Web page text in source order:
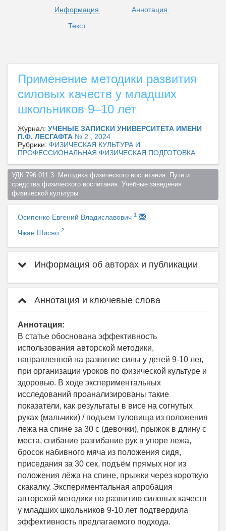
Информация
Аннотация
Текст
Применение методики развития
силовых качеств у младших
школьников 9–10 лет
Журнал: УЧЕНЫЕ ЗАПИСКИ УНИВЕРСИТЕТА ИМЕНИ
П.Ф. ЛЕСГАФТА № 2 , 2024
Рубрики: ФИЗИЧЕСКАЯ КУЛЬТУРА И
ПРОФЕССИОНАЛЬНАЯ ФИЗИЧЕСКАЯ ПОДГОТОВКА
УДК 796.011.3  Методика физического воспитания. Пути и
средства физического воспитания. Учебные заведения
физической культуры
Осипенко Евгений Владиславович 1
Чжан Шисяо 2
Информация об авторах и публикации
Аннотация и ключевые слова
Аннотация:
В статье обоснована эффективность
использования авторской методики,
направленной на развитие силы у детей 9-10 лет,
при организации уроков по физической культуре и
здоровью. В ходе экспериментальных
исследований проанализированы такие
показатели, как результаты в висе на согнутых
руках (мальчики) / подъем туловища из положения
лежа на спине за 30 с (девочки), прыжок в длину с
места, сгибание разгибание рук в упоре лежа,
бросок набивного мяча из положения сидя,
приседания за 30 сек, подъём прямых ног из
положения лёжа на спине, прыжки через короткую
скакалку. Экспериментальная апробация
авторской методики по развитию силовых качеств
у младших школьников 9-10 лет подтвердила
эффективность предлагаемого подхода.